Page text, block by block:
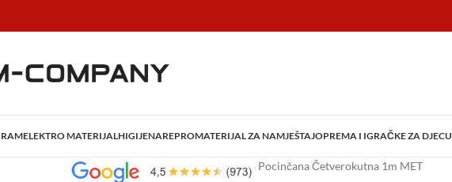
ELEKTRO MATERIJALHIGIJENAREPROMATERIJAL ZA NAMJEŠTAJOPREMA I IGRAČKE ZA DJECU
Početna/Vrtni program /Mreže /Žica Pocinčana Četverokutna 1m MET